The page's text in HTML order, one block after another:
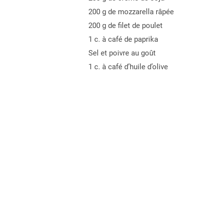
200 g de mozzarella râpée
200 g de filet de poulet
1 c. à café de paprika
Sel et poivre au goût
1 c. à café d’huile d’olive